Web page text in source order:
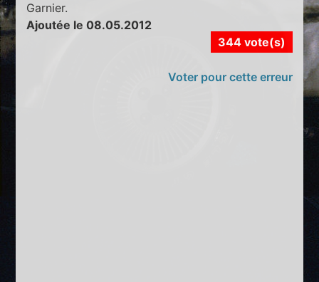
Garnier.
Ajoutée le 08.05.2012
344 vote(s)
Voter pour cette erreur